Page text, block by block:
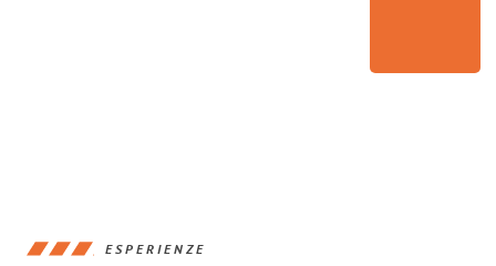
ESPERIENZE